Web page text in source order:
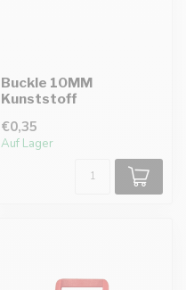
Buckle 10MM
Kunststoff
€0,35
Auf Lager